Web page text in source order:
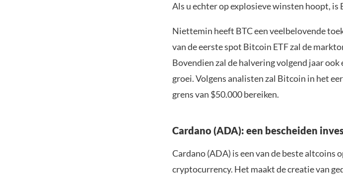
Als u echter op explosieve winsten hoopt, is
Niettemin heeft BTC een veelbelovende
van de eerste spot Bitcoin ETF zal de
Bovendien zal de halvering volgend jaar
groei. Volgens analisten zal Bitcoin in het
grens van $50.000 bereiken.
Cardano (ADA): een bescheiden
Cardano (ADA) is een van de beste altcoins
cryptocurrency. Het maakt de creatie van